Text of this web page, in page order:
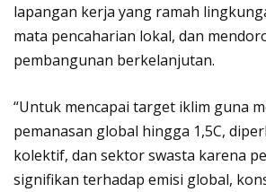
lapangan kerja yang ramah
mata pencaharian lokal, dan
pembangunan berkelanjutan.
“Untuk mencapai target iklim guna
pemanasan global hingga 1,5C,
kolektif, dan sektor swasta karena
signifikan terhadap emisi global,